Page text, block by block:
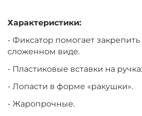
Характеристики:
- Фиксатор помогает
сложенном виде.
- Пластиковые вставки на
- Лопасти в форме «ракушки».
- Жаропрочные.